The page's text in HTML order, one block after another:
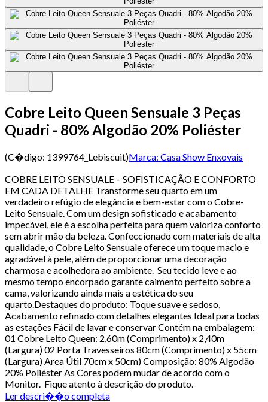
Cobre Leito Queen Sensuale 3 Peças
Quadri - 80% Algodão 20% Poliéster
(C�digo: 1399764_Lebiscuit)Marca: Casa Show Enxovais
COBRE LEITO SENSUALE – SOFISTICAÇÃO E CONFORTO
EM CADA DETALHE Transforme seu quarto em um
verdadeiro refúgio de elegância e bem-estar com o Cobre-
Leito Sensuale. Com um design sofisticado e acabamento
impecável, ele é a escolha perfeita para quem valoriza conforto
sem abrir mão da beleza. Confeccionado com materiais de alta
qualidade, o Cobre Leito Sensuale oferece um toque macio e
agradável à pele, além de proporcionar uma decoração
charmosa e acolhedora ao ambiente. Seu tecido leve e ao
mesmo tempo encorpado garante caimento perfeito sobre a
cama, valorizando ainda mais a estética do seu
quarto.Destaques do produto: Toque suave e sedoso,
Acabamento refinado com detalhes elegantes Ideal para todas
as estações Fácil de lavar e conservar Contém na embalagem:
01 Cobre Leito Queen: 2,60m (Comprimento) x 2,40m
(Largura) 02 Porta Travesseiros 80cm (Comprimento) x 55cm
(Largura) Area Útil 70cm x 50cm) Composição: 80% Algodão
20% Poliéster As Cores podem mudar de acordo com o
Monitor. Fique atento à descrição do produto.
Ler descri��o completa